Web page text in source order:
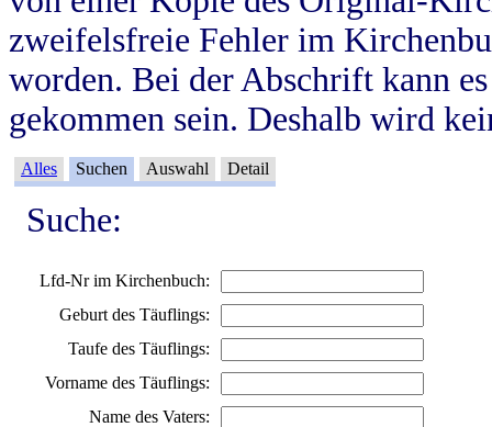
zweifelsfreie Fehler im
worden. Bei der Abschrift kann
gekommen sein. Deshalb wird
Alles Suchen Auswahl Detail
Suche:
Lfd-Nr im Kirchenbuch:
Geburt des Täuflings:
Taufe des Täuflings:
Vorname des Täuflings:
Name des Vaters: